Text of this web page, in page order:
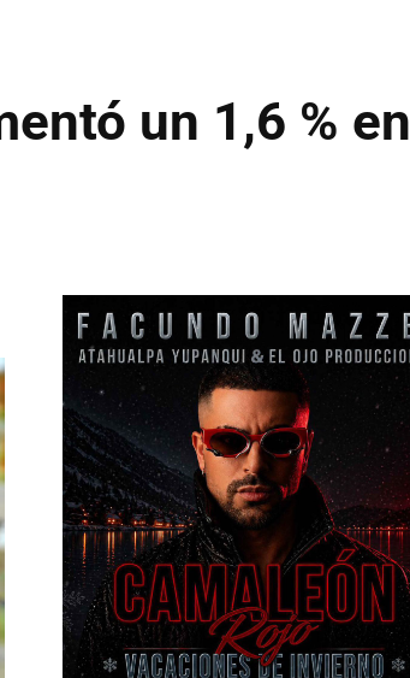
un 1,6 % en